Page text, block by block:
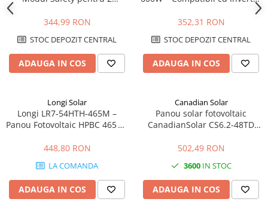
Cablu solar
Cabluri coaxiale TV
Cabluri date
Cabluri energie joasa tensiune -
aluminiu
Cabluri aluminiu coaxial
bransament
Cabluri aluminiu tip Enel
344,99 RON
STOC DEPOZIT CENTRAL
ADAUGA IN COS
352,31 RON
STOC DEPOZIT CENTRAL
ADAUGA IN COS
Longi Solar
Longi LR7‑54HTH‑465M –
Panou Fotovoltaic HPBC 465 W,
448,80 RON
LA COMANDA
ADAUGA IN COS
Canadian Solar
Panou solar fotovoltaic
CanadianSolar CS6.2-48TD
celule
502,49 RON
3600IN STOC
ADAUGA IN COS